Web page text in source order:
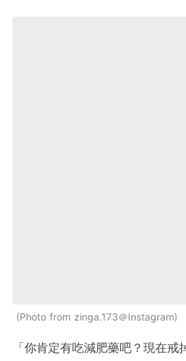
Photo from zinga.173＠Instagram
「你肯定有吃減肥藥吧？現在